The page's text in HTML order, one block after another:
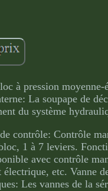
à pression moyenne-
La soupape de
du système
contrôle: Contrôle
1 à 7 leviers.
avec contrôle
etc. Vanne
Les vannes de la